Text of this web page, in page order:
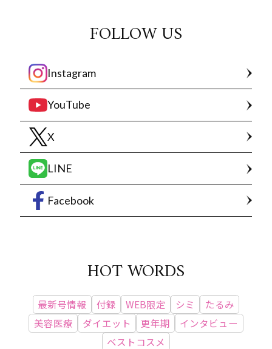
FOLLOW US
Instagram
YouTube
X
LINE
Facebook
HOT WORDS
最新号情報 付録 WEB限定 シミ
たるみ
美容医療
ダイエット 更年期
インタビュー
ベストコスメ